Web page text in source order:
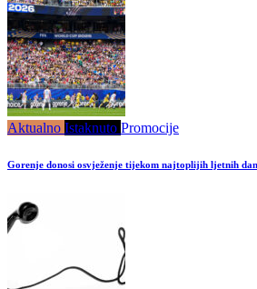
Aktualno Istaknuto Promocije
Gorenje donosi osvježenje tijekom najtoplijih ljetnih